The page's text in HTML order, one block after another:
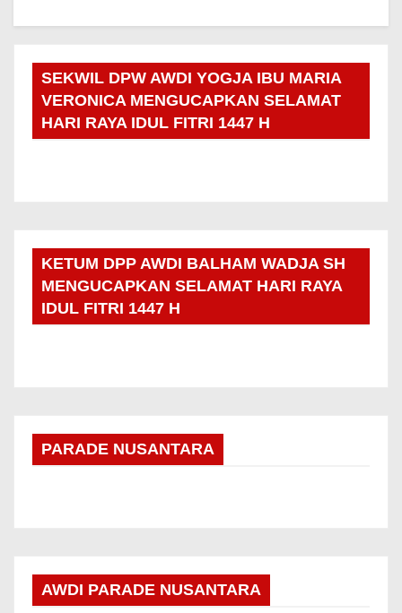
SEKWIL DPW AWDI YOGJA IBU MARIA
VERONICA MENGUCAPKAN SELAMAT
HARI RAYA IDUL FITRI 1447 H
KETUM DPP AWDI BALHAM WADJA SH
MENGUCAPKAN SELAMAT HARI RAYA
IDUL FITRI 1447 H
PARADE NUSANTARA
AWDI PARADE NUSANTARA